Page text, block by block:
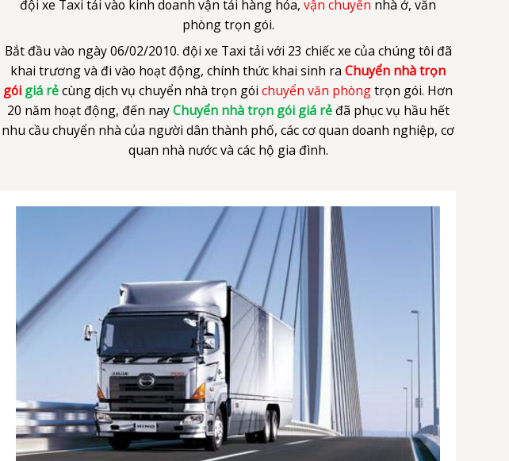
khai trương và đi vào hoạt động, chính thức khai sinh raChuyển nhà trọn
cùng dịch vụ chuyển nhà trọn góichuyển văn phòng
20 năm hoạt động, đến nayChuyển nhà trọn gói giá rẻđã phục vụ hầu hết
nhu cầu chuyển nhà của người dân thành phố, các cơ quan doanh nghiệp, cơ
quan nhà nước và các hộ gia đình.